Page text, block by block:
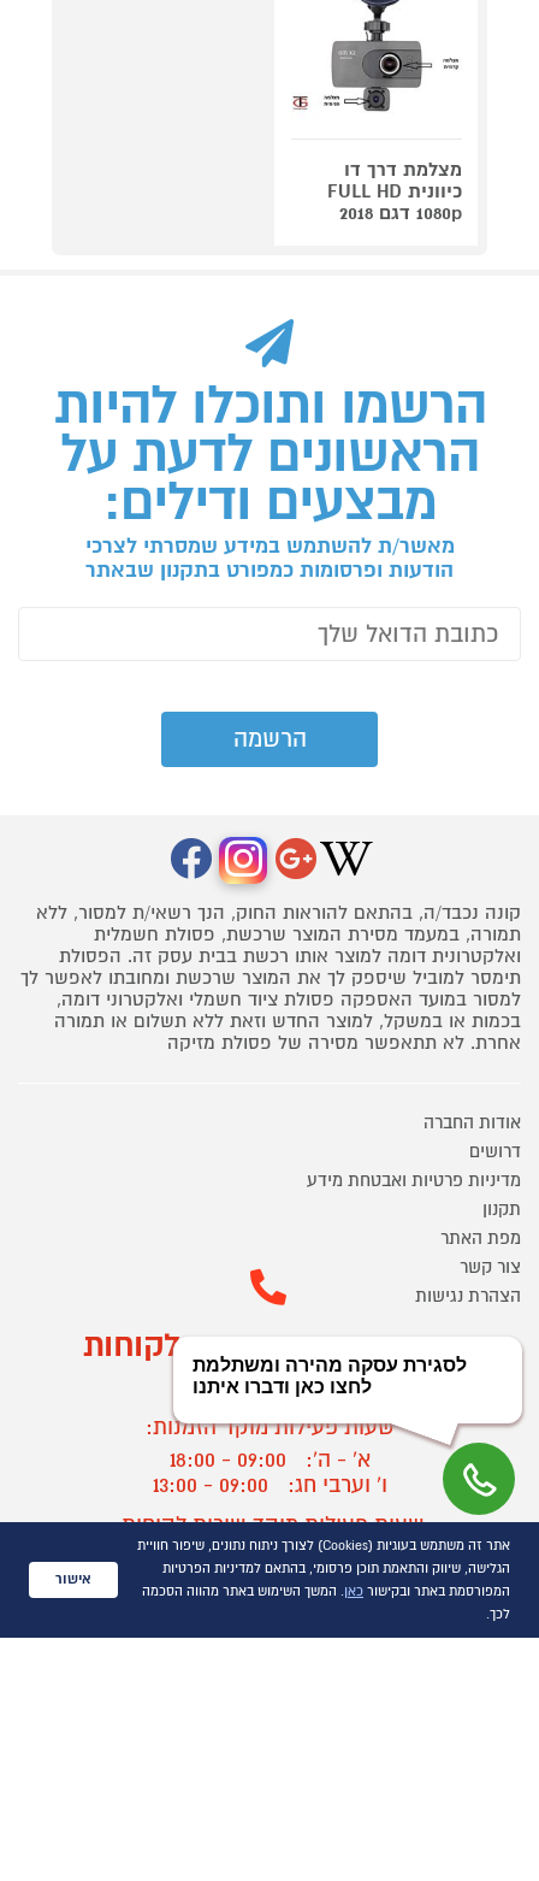
מצלמת דרך דו
כיוונית FULL HD
1080p דגם 2018
הרשמו ותוכלו להיות
הראשונים לדעת על
מבצעים ודילים:
מאשר/ת להשתמש במידע שמסרתי לצרכי
הודעות ופרסומות כמפורט בתקנון שבאתר
קונה נכבד/ה, בהתאם להוראות החוק, הנך רשאי/ת למסור, ללא
תמורה, במעמד מסירת המוצר שרכשת, פסולת חשמלית
ואלקטרונית דומה למוצר אותו רכשת בבית עסק זה. הפסולת
תימסר למוביל שיספק לך את המוצר שרכשת ומחובתו לאפשר לך
למסור במועד האספקה פסולת ציוד חשמלי ואלקטרוני דומה,
בכמות או במשקל, למוצר החדש וזאת ללא תשלום או תמורה
אחרת. לא תתאפשר מסירה של פסולת מזיקה
אודות החברה
דרושים
מדיניות פרטיות ואבטחת מידע
תקנון
מפת האתר
צור קשר
הצהרת נגישות
מוקד הזמנות ושירות לקוחות
03-9545370
שעות פעילות מוקד הזמנות:
א' - ה':
09:00 - 18:00
ו' וערבי חג:
09:00 - 13:00
שעות פעילות מוקד שירות לקוחות:
א' - ד':
09:00 - 16:30
ה :
09:00 - 16:00
חול המועד
?
אתר זה משתמש בעוגיות (Cookies) לצורך ניתוח נתונים, שיפור חוויית
הגלישה, שיווק והתאמת תוכן פרסומי, בהתאם למדיניות הפרטיות
המפורסמת באתר ובקישור כאן. המשך השימוש באתר מהווה הסכמה
לכך.
אישור